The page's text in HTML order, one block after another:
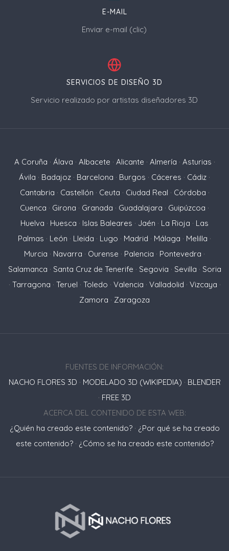
E-MAIL
Enviar e-mail (clic)
SERVICIOS DE DISEÑO 3D
Servicio realizado por artistas diseñadores 3D
A Coruña · Álava · Albacete · Alicante · Almería · Asturias ·
Ávila · Badajoz · Barcelona · Burgos · Cáceres · Cádiz ·
Cantabria · Castellón · Ceuta · Ciudad Real · Córdoba ·
Cuenca · Girona · Granada · Guadalajara · Guipúzcoa ·
Huelva · Huesca · Islas Baleares · Jaén · La Rioja · Las
Palmas · León · Lleida · Lugo · Madrid · Málaga · Melilla ·
Murcia · Navarra · Ourense · Palencia · Pontevedra ·
Salamanca · Santa Cruz de Tenerife · Segovia · Sevilla · Soria
· Tarragona · Teruel · Toledo · Valencia · Valladolid · Vizcaya ·
Zamora · Zaragoza
FUENTES DE INFORMACIÓN:
NACHO FLORES 3D · MODELADO 3D (WIKIPEDIA) · BLENDER
· FREE 3D
ACERCA DEL CONTENIDO DE ESTA WEB:
¿Quién ha creado este contenido?· ¿Por qué se ha creado
este contenido?· ¿Cómo se ha creado este contenido?